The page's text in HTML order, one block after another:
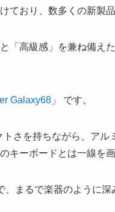
ており、数多くの新製
「高級感」を兼ね備え
Galaxy68 」 です。
さを持ちながら、ア
キーボードとは一線を画
まるで楽器のように深